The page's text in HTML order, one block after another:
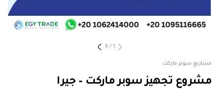
1
/
9
مشاريع سوبر ماركت
مشروع تجهيز سوبر ماركت – جيرا